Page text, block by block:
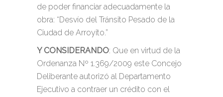
de poder financiar adecuadamente la
obra: “Desvío del Tránsito Pesado de la
Ciudad de Arroyito.”
Y CONSIDERANDO: Que en virtud de la
Ordenanza Nº 1.369/2009 este Concejo
Deliberante autorizó al Departamento
Ejecutivo a contraer un crédito con el